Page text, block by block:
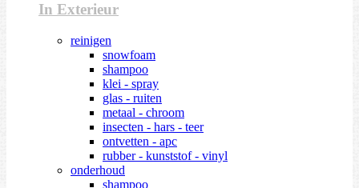
In Exterieur
reinigen
snowfoam
shampoo
klei - spray
glas - ruiten
metaal - chroom
insecten - hars - teer
ontvetten - apc
rubber - kunststof - vinyl
onderhoud
shampoo